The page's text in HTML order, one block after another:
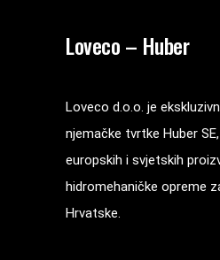
Loveco – Huber
Loveco d.o.o. je
njemačke tvrtke Huber
europskih i svjetskih
hidromehaničke opreme
Hrvatske.